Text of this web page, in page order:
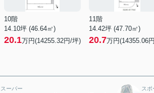
10階
14.10坪 (46.64㎡)
20.1万円(14255.32円/坪)
11階
14.42坪 (47.70㎡)
20.7万円(14355.06
スーパー ス